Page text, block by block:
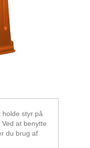
styr på
at benytte
du brug af